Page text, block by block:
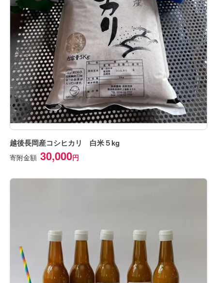
越後長岡産コシヒカリ 白米５kg
寄附金額 30,000